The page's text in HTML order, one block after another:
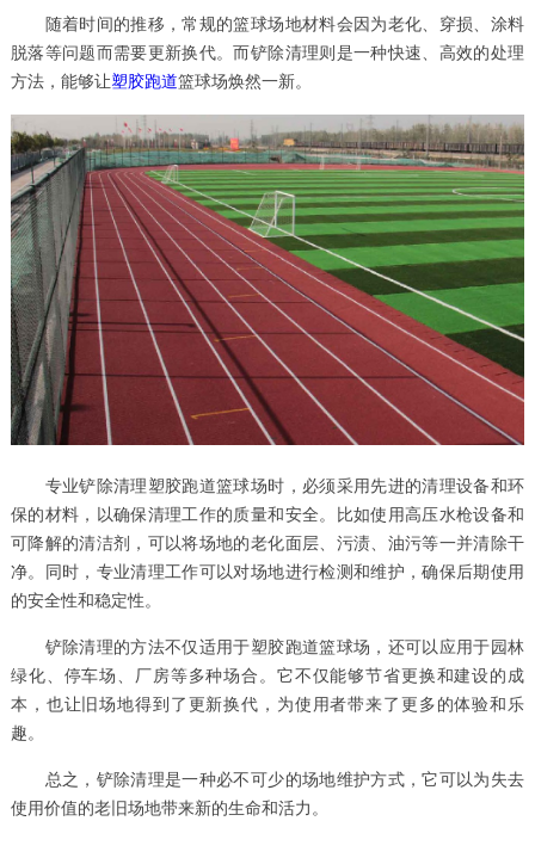
随着时间的推移，常规的篮球场地材料会因为老化、穿损、涂料
脱落等问题而需要更新换代。而铲除清理则是一种快速、高效的处理
方法，能够让塑胶跑道篮球场焕然一新。
专业铲除清理塑胶跑道篮球场时，必须采用先进的清理设备和环
保的材料，以确保清理工作的质量和安全。比如使用高压水枪设备和
可降解的清洁剂，可以将场地的老化面层、污渍、油污等一并清除干
净。同时，专业清理工作可以对场地进行检测和维护，确保后期使用
的安全性和稳定性。
铲除清理的方法不仅适用于塑胶跑道篮球场，还可以应用于园林
绿化、停车场、厂房等多种场合。它不仅能够节省更换和建设的成
本，也让旧场地得到了更新换代，为使用者带来了更多的体验和乐
趣。
总之，铲除清理是一种必不可少的场地维护方式，它可以为失去
使用价值的老旧场地带来新的生命和活力。